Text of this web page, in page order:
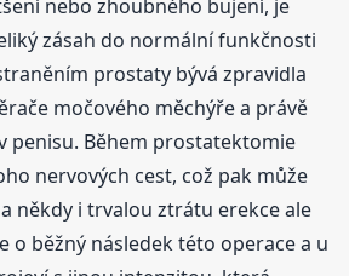
nebo zhoubného bujení, je
zásah do normální funkčnosti
prostaty bývá zpravidla
močového měchýře a právě
penisu. Během prostatektomie
nervových cest, což pak může
někdy i trvalou ztrátu erekce ale
o běžný následek této operace a u